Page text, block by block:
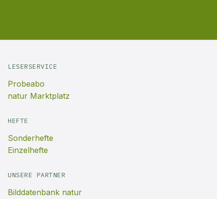
LESERSERVICE
Probeabo
natur Marktplatz
HEFTE
Sonderhefte
Einzelhefte
UNSERE PARTNER
Bilddatenbank natur